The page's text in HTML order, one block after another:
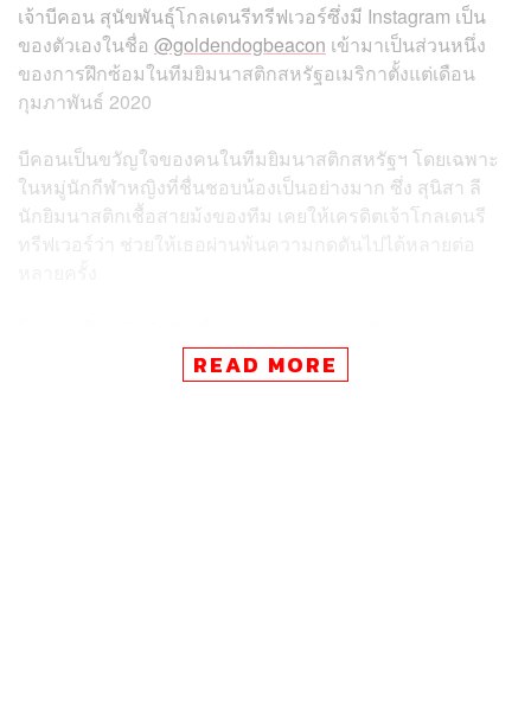
เจ้าบีคอน สุนัขพันธุ์โกลเดนรีทรีฟเวอร์ซึ่งมี Instagram เป็น
ของตัวเองในชื่อ @goldendogbeacon เข้ามาเป็นส่วนหนึ่ง
ของการฝึกซ้อมในทีมยิมนาสติกสหรัฐอเมริกาตั้งแต่เดือน
กุมภาพันธ์ 2020
บีคอนเป็นขวัญใจของคนในทีมยิมนาสติกสหรัฐฯ โดยเฉพาะ
ในหมู่นักกีฬาหญิงที่ชื่นชอบน้องเป็นอย่างมาก ซึ่ง สุนิสา ลี
นักยิมนาสติกเชื้อสายม้งของทีม เคยให้เครดิตเจ้าโกลเดนรี
ทรีฟเวอร์ว่า ช่วยให้เธอผ่านพ้นความกดดันไปได้หลายต่อ
กดดันในหมู่นักกีฬากำลังเป็นที่นิยมในหมู่นักกีฬาของสหรัฐฯ
โดยก่อนหน้านี้ทีมฟุตบอลหญิงสหรัฐฯ ก็เคยใช้วิธีการนี้กับนัก
READ MORE